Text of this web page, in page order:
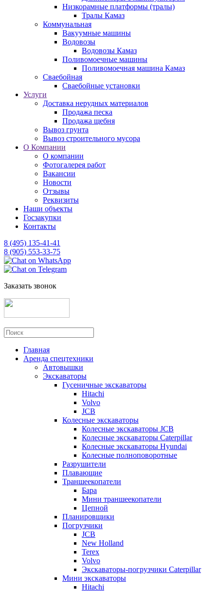
Низкорамные платформы (тралы)
Тралы Камаз
Коммунальная
Вакуумные машины
Водовозы
Водовозы Камаз
Поливомоечные машины
Поливомоечная машина Камаз
Сваебойная
Сваебойные установки
Услуги
Доставка нерудных материалов
Продажа песка
Продажа щебня
Вывоз грунта
Вывоз строительного мусора
О Компании
О компании
Фотогалерея работ
Вакансии
Новости
Отзывы
Реквизиты
Наши объекты
Госзакупки
Контакты
8 (495) 135-41-41
8 (905) 553-33-75
Заказать звонок
Главная
Аренда спецтехники
Автовышки
Экскаваторы
Гусеничные экскаваторы
Hitachi
Volvo
JCB
Колесные экскаваторы
Колесные экскаваторы JCB
Колесные экскаваторы Caterpillar
Колесные экскаваторы Hyundai
Колесные полноповоротные
Разрушители
Плавающие
Траншеекопатели
Бара
Мини траншеекопатели
Цепной
Планировщики
Погрузчики
JCB
New Holland
Terex
Volvo
Экскаваторы-погрузчики Caterpillar
Мини экскаваторы
Hitachi